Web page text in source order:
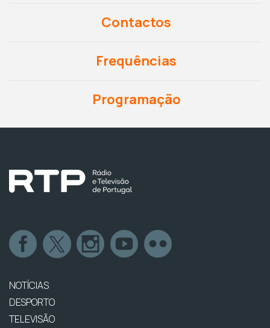
Contactos
Frequências
Programação
NOTÍCIAS
DESPORTO
TELEVISÃO